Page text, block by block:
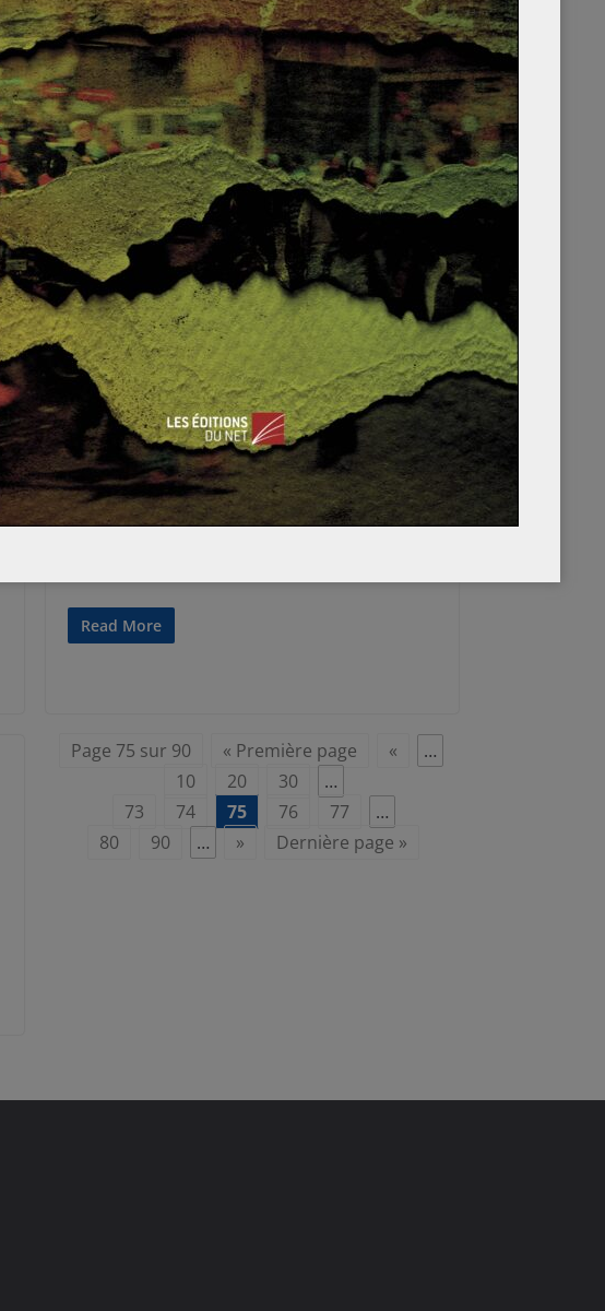
GRANDE-BRETAGNE
UNION EUROPÉENNE
Intervenant Extérieur 18 février 2012 2 Comments
Le rapprochement militaire de la
France et de la Grande-Bretagne, une
nouvelle « Entente Cordiale » contre
l’Allemagne?
Au soir de sa domination sur l’Europe, la France
ne se résigne pas. Certes, l’Allemagne, vaillante,
domine les débats en
Read More
EUROPE RUSSIE ET ESPACES POST-SOVIÉTIQUES
Julie GIRAUDEAU 12 février 2012 0 Comments
Nouvelles manifestations en Russie
Alors que des manifestations pro et anti-Poutine
Read More
Page 75 sur 90 « Première page «
…
10
20 30
…
73
74 75 76 77
…
80
90 … » Dernière page »